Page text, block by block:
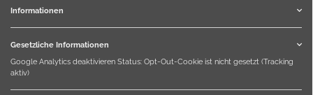
Informationen
Gesetzliche Informationen
Google Analytics deaktivieren Status: Opt-Out-Cookie ist nicht gesetzt (Tracking
aktiv)